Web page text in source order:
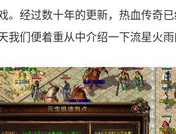
。经过数十年的更新，热血传奇
们便着重从中介绍一下流星火雨